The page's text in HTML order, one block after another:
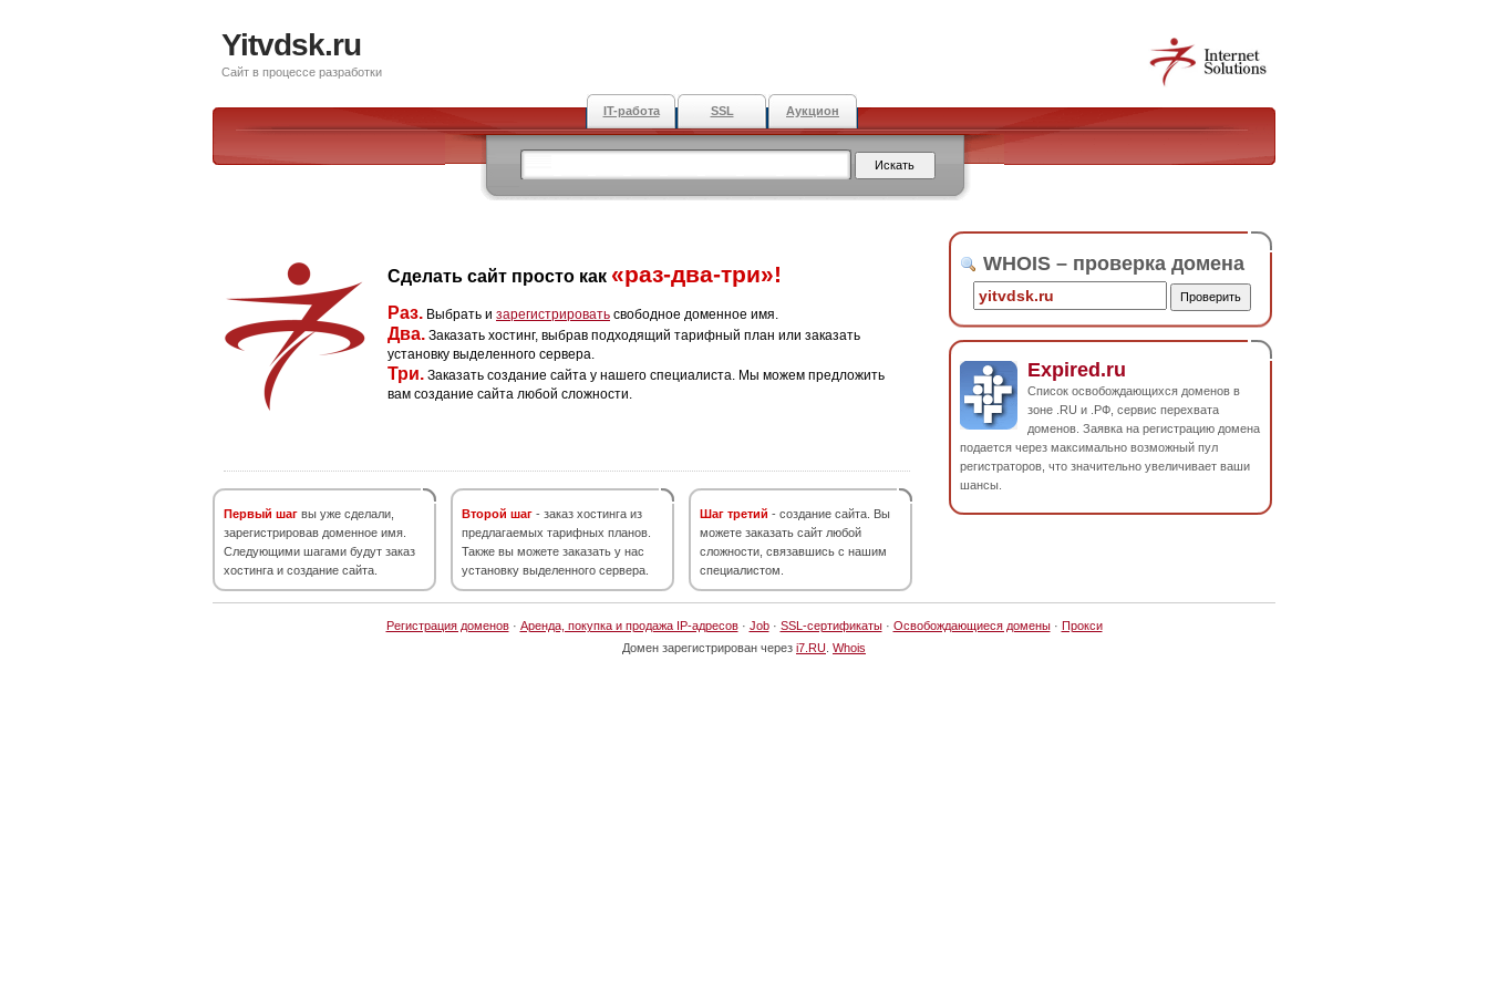
Yitvdsk.ru
Сайт в процессе разработки
IT-работа SSL Аукцион
Сделать сайт просто как «раз-два-три»!
Раз. Выбрать и зарегистрировать свободное доменное имя.
Два. Заказать хостинг, выбрав подходящий тарифный план или заказать
установку выделенного сервера.
Три. Заказать создание сайта у нашего специалиста. Мы можем предложить
вам создание сайта любой сложности.
Первый шаг вы уже сделали,
зарегистрировав доменное имя.
Следующими шагами будут заказ
хостинга и создание сайта.
Второй шаг - заказ хостинга из
предлагаемых тарифных планов.
Также вы можете заказать у нас
установку выделенного сервера.
Шаг третий - создание сайта. Вы
можете заказать сайт любой
сложности, связавшись с нашим
специалистом.
WHOIS – проверка домена
Expired.ru
Список освобождающихся доменов в
зоне .RU и .РФ, сервис перехвата
доменов. Заявка на регистрацию домена
подается через максимально возможный пул
регистраторов, что значительно увеличивает ваши
шансы.
Регистрация доменов· Аренда, покупка и продажа IP-адресов· Job· SSL-сертификаты· Освобождающиеся домены· Прокси
Домен зарегистрирован через i7.RU Whois